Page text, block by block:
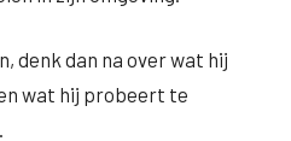
denk dan na over wat hij
wat hij probeert te